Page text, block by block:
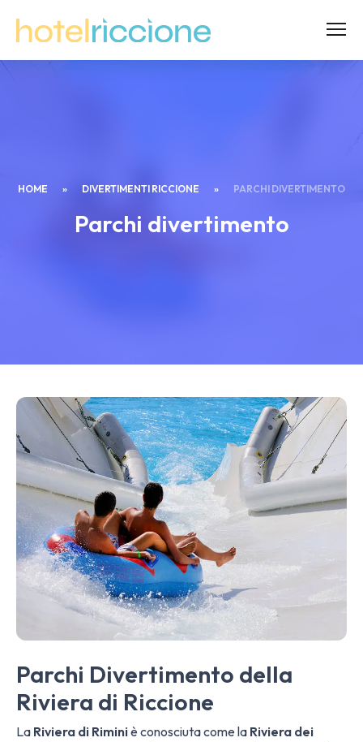
HOME » DIVERTIMENTI RICCIONE » PARCHI DIVERTIMENTO
Parchi divertimento
Parchi Divertimento della
Riviera di Riccione
La Riviera di Riminiè conosciuta come la Riviera dei